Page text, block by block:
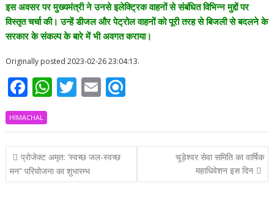
इस अवसर पर मुख्यमंत्री ने उनसे इलेक्ट्रिक वाहनों से संबंधित विभिन्न मुद्दों पर
विस्तृत चर्चा की। उन्हें डीजल और पेट्रोल वाहनों को पूरी तरह से बिजली से बदलने के
सरकार के संकल्प के बारे में भी अवगत कराया।
Originally posted 2023-02-26 23:04:13.
F
ac
e
b
o
o
W
at
s
A
p
T
itt
er
E
ai
l
i
n
HIMACHAL
Post
navigation
प्रोजेक्ट अमृत: ‘स्वच्छ जल-स्वच्छ
मन” परियोजना का शुभारम्भ
चूड़ेश्वर सेवा समिति का वार्षिक
महाधिवेशन इस दिन